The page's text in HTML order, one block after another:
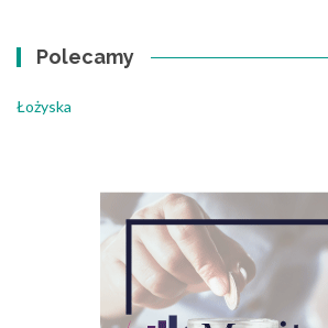
Polecamy
Łożyska